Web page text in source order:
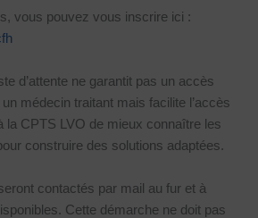
vous pouvez vous inscrire ici :
d’attente ne garantit pas un accès
médecin traitant mais facilite l’accès
la CPTS LVO de mieux connaître les
construire des solutions adaptées.
contactés par mail au fur et à
Cette démarche ne doit pas